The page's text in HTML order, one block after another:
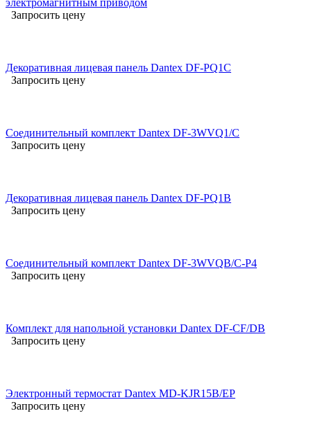
Запросить цену
Декоративная лицевая панель Dantex DF-PQ1C
Запросить цену
Соединительный комплект Dantex DF-3WVQ1/C
Запросить цену
Декоративная лицевая панель Dantex DF-PQ1B
Запросить цену
Соединительный комплект Dantex DF-3WVQB/C-P4
Запросить цену
Комплект для напольной установки Dantex DF-CF/DB
Запросить цену
Электронный термостат Dantex MD-KJR15B/EP
Запросить цену